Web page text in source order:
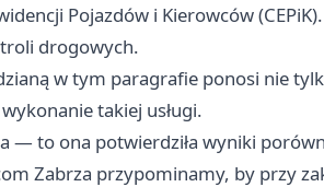
Pojazdów i Kierowców
drogowych.
w tym paragrafie ponosi nie
takiej usługi.
— to ona potwierdziła wyniki
Zabrza przypominamy, by przy